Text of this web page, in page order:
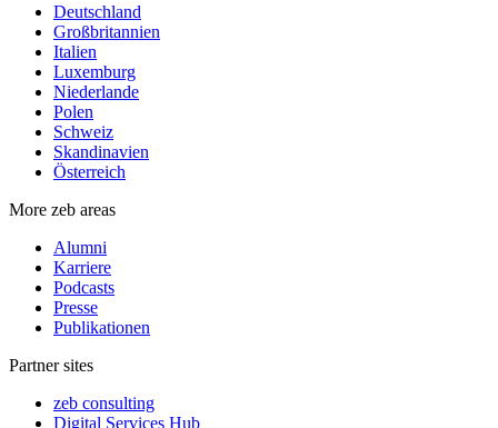
Deutschland
Großbritannien
Italien
Luxemburg
Niederlande
Polen
Schweiz
Skandinavien
Österreich
More zeb areas
Alumni
Karriere
Podcasts
Presse
Publikationen
Partner sites
zeb consulting
Digital Services Hub